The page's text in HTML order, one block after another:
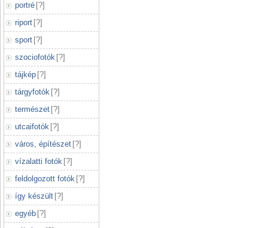
portré [?]
riport [?]
sport [?]
szociofotók [?]
tájkép [?]
tárgyfotók [?]
természet [?]
utcaifotók [?]
város, építészet [?]
vízalatti fotók [?]
feldolgozott fotók [?]
így készült [?]
egyéb [?]